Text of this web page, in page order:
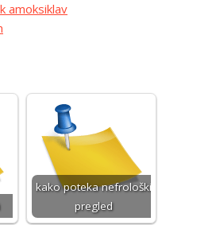
amoksiklav
kako poteka nefrološki
pregled